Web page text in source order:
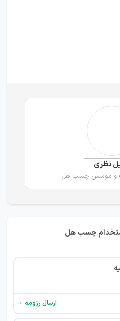
نظری
و موسس چسب هل
چسب هل
ارسال رزومه